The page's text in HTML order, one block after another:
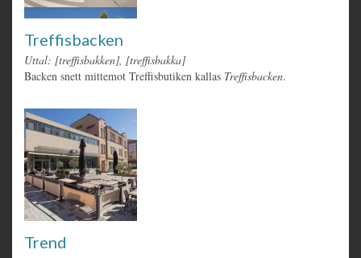
Treffisbacken
Uttal: [treffisbakken], [treffisbakka]
Backen snett mittemot Treffisbutiken kallas Treffisbacken.
Trend